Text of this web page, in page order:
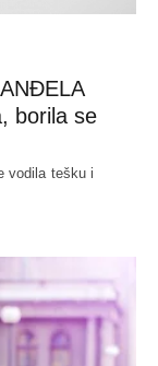
borila se
vodila tešku i